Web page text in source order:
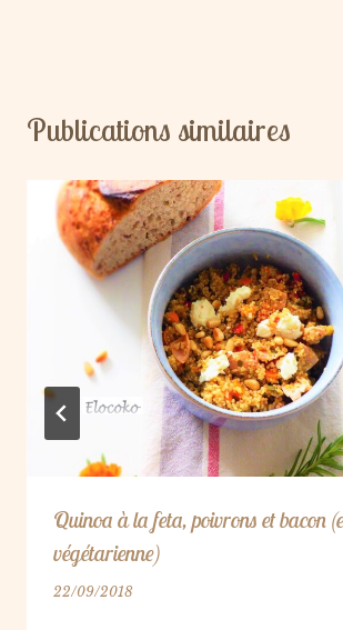
Publications similaires
Quinoa à la feta, poivrons et bacon
végétarienne)
22/09/2018